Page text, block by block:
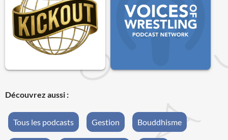
Découvrez aussi :
Tous les podcasts Gestion Bouddhisme